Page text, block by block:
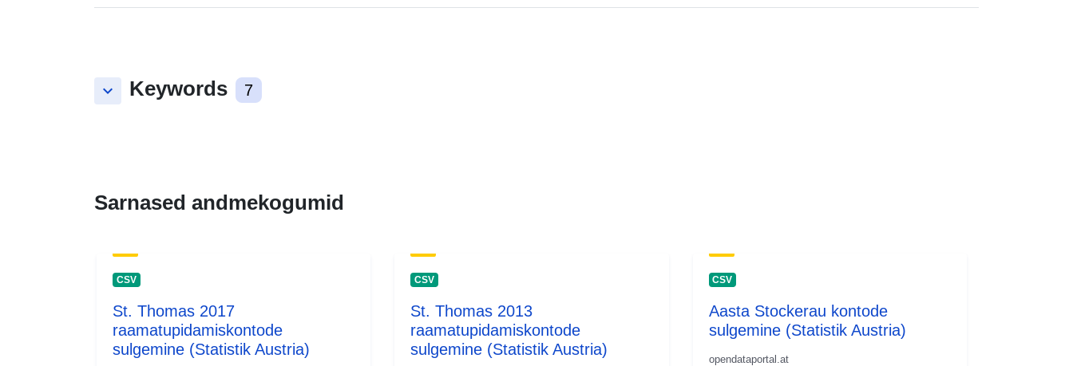
keyboard_arrow_down Keywords 7
Sarnased andmekogumid
CSV
St. Thomas 2017
raamatupidamiskontode
sulgemine (Statistik Austria)
CSV
St. Thomas 2013
raamatupidamiskontode
sulgemine (Statistik Austria)
CSV
Aasta Stockerau kontode
sulgemine (Statistik Austria)
opendataportal.at